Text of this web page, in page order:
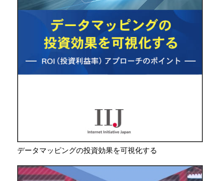
データマッピングの投資効果を可視化する